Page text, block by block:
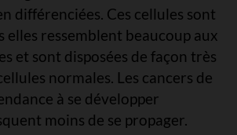
différenciées. Ces cellules sont
elles ressemblent beaucoup aux
et sont disposées de façon très
normales. Les cancers de
à se développer
moins de se propager.